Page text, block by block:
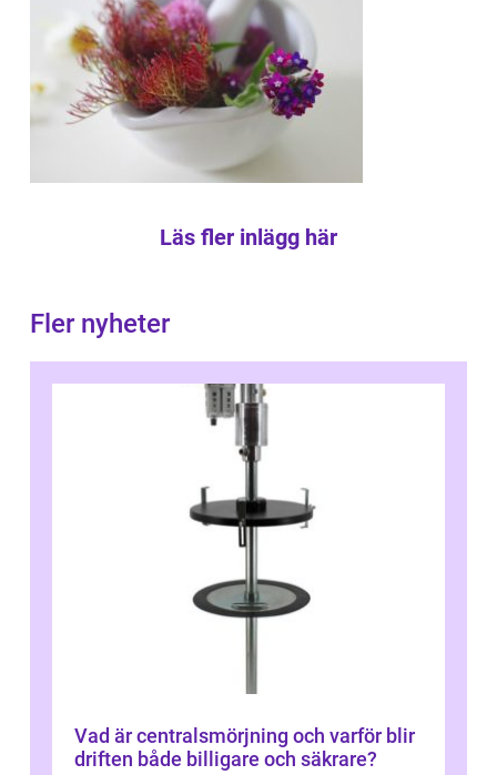
Läs fler inlägg här
Fler nyheter
Vad är centralsmörjning och varför blir
driften både billigare och säkrare?